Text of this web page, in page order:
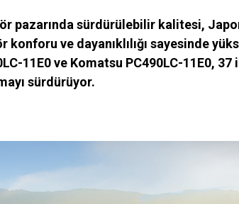
pazarında sürdürülebilir kalitesi,
ve dayanıklılığı sayesinde
11E0 ve Komatsu PC490LC-11E0,
sürdürüyor.